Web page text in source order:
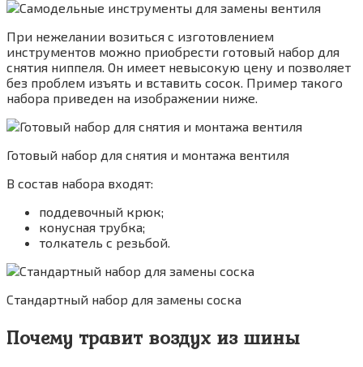
При нежелании возиться с изготовлением
инструментов можно приобрести готовый набор для
снятия ниппеля. Он имеет невысокую цену и позволяет
без проблем изъять и вставить сосок. Пример такого
набора приведен на изображении ниже.
Готовый набор для снятия и монтажа вентиля
В состав набора входят:
поддевочный крюк;
конусная трубка;
толкатель с резьбой.
Стандартный набор для замены соска
Почему травит воздух из шины